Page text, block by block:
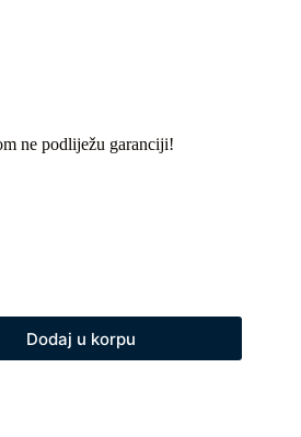
ne podliježu garanciji!
Dodaj u korpu